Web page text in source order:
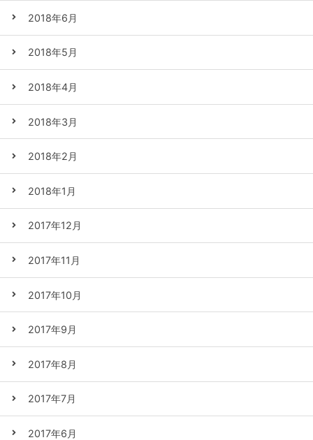
2018年6月
2018年5月
2018年4月
2018年3月
2018年2月
2018年1月
2017年12月
2017年11月
2017年10月
2017年9月
2017年8月
2017年7月
2017年6月